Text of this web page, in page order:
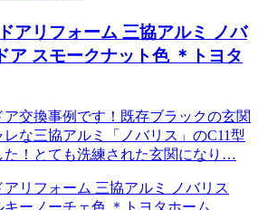
アリフォーム 三協アルミ ノバ
ア スモークナット色 ＊トヨタ
ア交換事例です！既存ブラックの玄関
レな三協アルミ「ノバリス」のC11型
た！とても洗練された玄関になり…